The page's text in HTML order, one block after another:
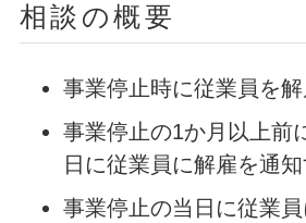
相談の概要
事業停止時に従業員を
事業停止の1か月 以上前
日に従業員に解雇を通
事業停止の当日に従業